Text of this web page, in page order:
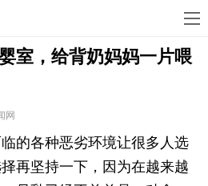
室，给背奶妈妈一片喂
网
的各种恶劣环境让很多人选
再坚持一下，因为在越来越